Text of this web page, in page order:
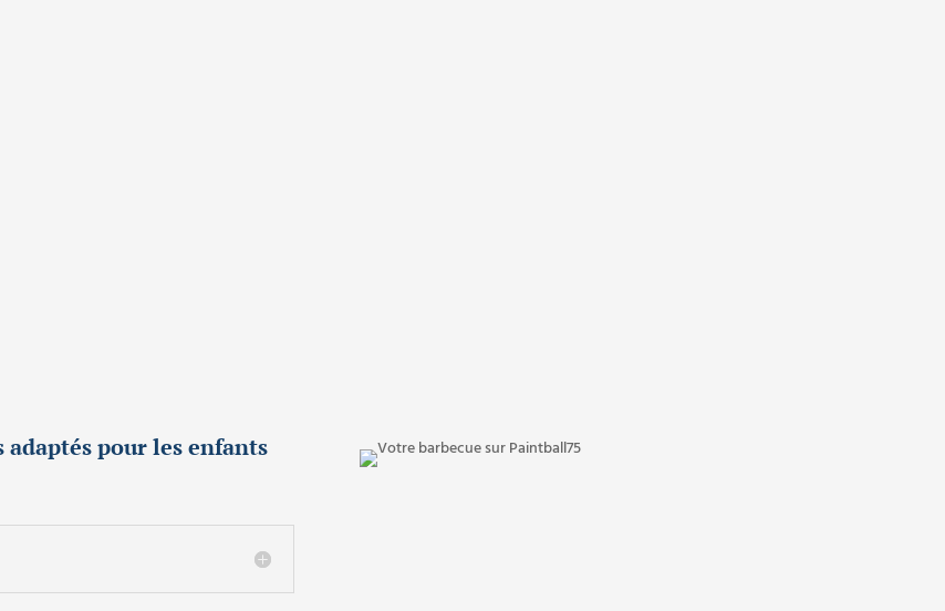
pour les enfants